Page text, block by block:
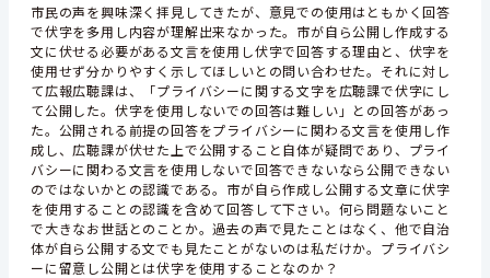
市民の声を興味深く拝見してきたが、意見での使用はともかく回答
で伏字を多用し内容が理解出来なかった。市が自ら公開し作成する
文に伏せる必要がある文言を使用し伏字で回答する理由と、伏字を
使用せず分かりやすく示してほしいとの問い合わせた。それに対し
て広報広聴課は、「プライバシーに関する文字を広聴課で伏字にし
て公開した。伏字を使用しないでの回答は難しい」との回答があっ
た。公開される前提の回答をプライバシーに関わる文言を使用し作
成し、広聴課が伏せた上で公開すること自体が疑問であり、プライ
バシーに関わる文言を使用しないで回答できないなら公開できない
のではないかとの認識である。市が自ら作成し公開する文章に伏字
を使用することの認識を含めて回答して下さい。何ら問題ないこと
で大きなお世話とのことか。過去の声で見たことはなく、他で自治
体が自ら公開する文でも見たことがないのは私だけか。プライバシ
ーに留意し公開とは伏字を使用することなのか？